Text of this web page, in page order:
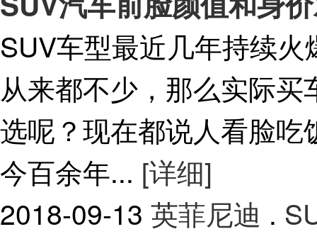
SUV车型最近几年持续
从来都不少，那么实际
选呢？现在都说人看脸
今百余年... [详细]
2018-09-13 英菲尼迪 .